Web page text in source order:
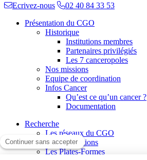
Ecrivez-nous
02 40 84 33 53
Présentation du CGO
Historique
Institutions membres
Partenaires privilégiés
Les 7 canceropoles
Nos missions
Equipe de coordination
Infos Cancer
Qu’est ce qu’un cancer ?
Documentation
Recherche
Les réseaux du CGO
Les publications
Les Plates-Formes